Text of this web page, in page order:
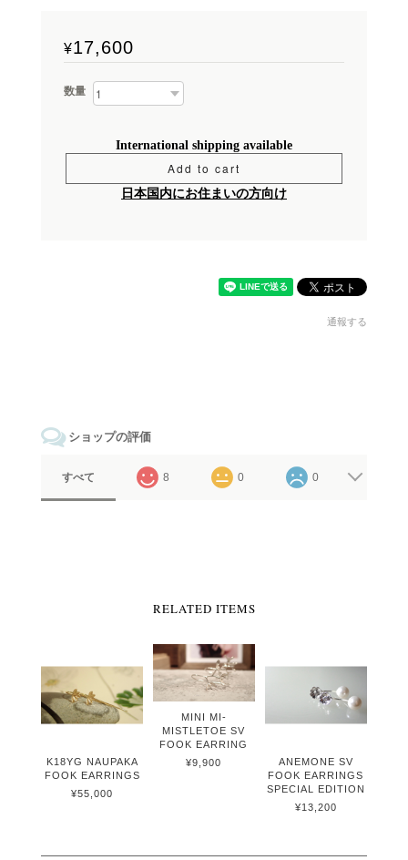
¥17,600
数量
International shipping available
Add to cart
日本国内にお住まいの方向け
通報する
ショップの評価
すべて 8 0 0
RELATED ITEMS
K18YG NAUPAKA
FOOK EARRINGS
¥55,000
MINI MI-
MISTLETOE SV
FOOK EARRING
¥9,900
ANEMONE SV
FOOK EARRINGS
SPECIAL EDITION
¥13,200